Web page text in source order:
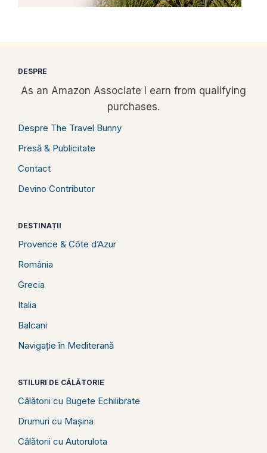
DESPRE
As an Amazon Associate I earn from qualifying
purchases.
Despre The Travel Bunny
Presă & Publicitate
Contact
Devino Contributor
DESTINAȚII
Provence & Côte d’Azur
România
Grecia
Italia
Balcani
Navigație în Mediterană
STILURI DE CĂLĂTORIE
Călătorii cu Bugete Echilibrate
Drumuri cu Mașina
Călătorii cu Autorulota